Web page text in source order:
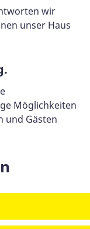
wir
unser Haus
Möglichkeiten
und Gästen